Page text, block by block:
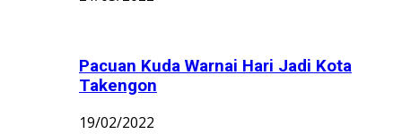
Pacuan Kuda Warnai Hari Jadi Kota
Takengon
19/02/2022